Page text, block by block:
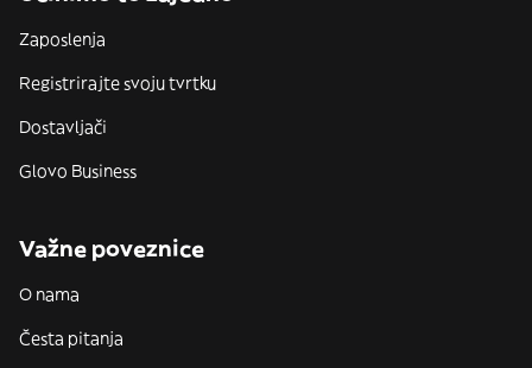
Zaposlenja
Registrirajte svoju tvrtku
Dostavljači
Glovo Business
Važne poveznice
O nama
Česta pitanja